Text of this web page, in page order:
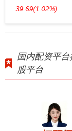
39.69(1.02%)
国内配资平
股平台